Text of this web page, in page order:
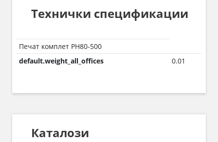
Технички спецификации
Печат комплет PH80-500
default.weight_all_offices
0.01
Каталози